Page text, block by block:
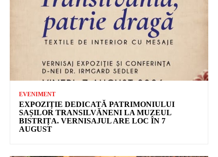
EVENIMENT
EXPOZIȚIE DEDICATĂ PATRIMONIULUI
SAȘILOR TRANSILVĂNENI LA MUZEUL
BISTRIȚA. VERNISAJUL ARE LOC ÎN 7
AUGUST